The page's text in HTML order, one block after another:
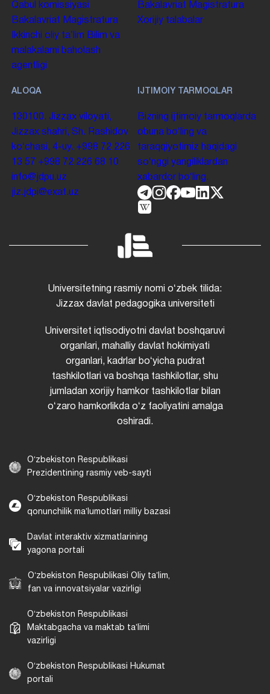
Qabul komissiyasi
Bakalavriat Magistratura
Ikkinchi oliy taʼlim Bilim va
malakalarni baholash
agentligi
Bakalavriat Magistratura
Xorijiy talabalar
ALOQA
130100. Jizzax viloyati,
Jizzax shahri, Sh. Rashidov
koʻchasi, 4-uy. +998 72 226
13 57 +998 72 226 68 10
info@jdpu.uz
jiz.jdpi@exat.uz
IJTIMOIY TARMOQLAR
Bizning ijtimoiy tarmoqlarda
obuna boʻling va
taraqqiyotimiz haqidagi
soʻnggi yangiliklardan
xabardor boʻling.
Universitetning rasmiy nomi oʻzbek tilida:
Jizzax davlat pedagogika universiteti
Universitet iqtisodiyotni davlat boshqaruvi
organlari, mahalliy davlat hokimiyati
organlari, kadrlar boʻyicha pudrat
tashkilotlari va boshqa tashkilotlar, shu
jumladan xorijiy hamkor tashkilotlar bilan
oʻzaro hamkorlikda oʻz faoliyatini amalga
oshiradi.
Oʻzbekiston Respublikasi
Prezidentining rasmiy veb-sayti
Oʻzbekiston Respublikasi
qonunchilik maʼlumotlari milliy bazasi
Davlat interaktiv xizmatlarining
yagona portali
Oʻzbekiston Respublikasi Oliy taʼlim,
fan va innovatsiyalar vazirligi
Oʻzbekiston Respublikasi
Maktabgacha va maktab taʼlimi
vazirligi
Oʻzbekiston Respublikasi Hukumat
portali